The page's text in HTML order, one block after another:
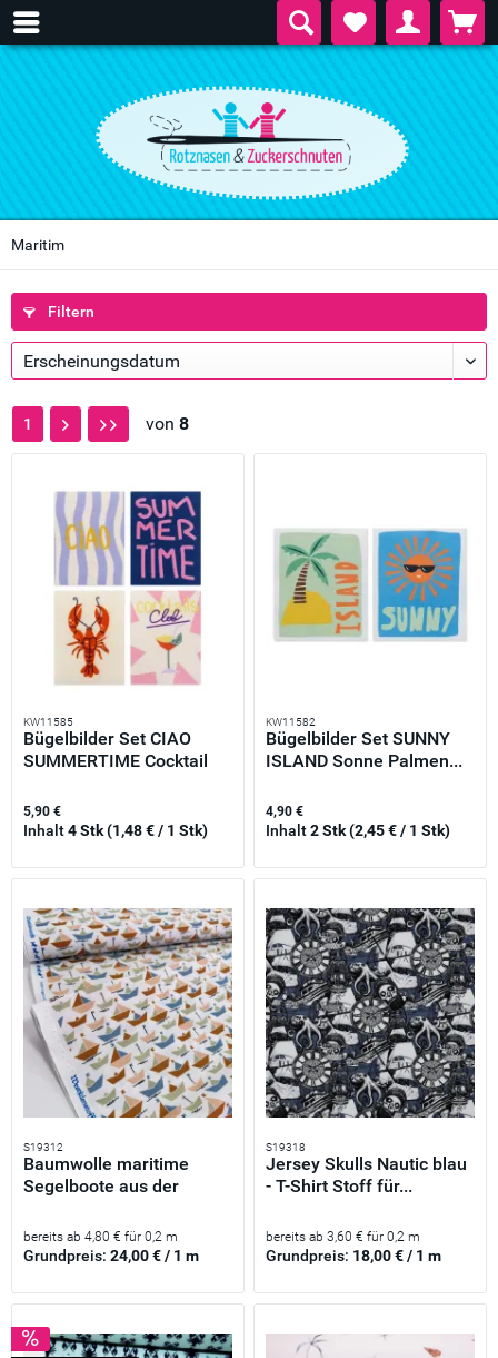
Maritim
Filtern
1 von 8
KW11585
Bügelbilder Set CIAO
SUMMERTIME Cocktail
5,90 €
Inhalt4 Stk(1,48 € / 1 Stk)
KW11582
Bügelbilder Set SUNNY
ISLAND Sonne Palmen...
4,90 €
Inhalt2 Stk(2,45 € / 1 Stk)
S19312
Baumwolle maritime
Segelboote aus der
bereits ab 4,80 € für 0,2 m
Grundpreis:24,00 € / 1 m
S19318
Jersey Skulls Nautic blau
- T-Shirt Stoff für...
bereits ab 3,60 € für 0,2 m
Grundpreis: 18,00 € / 1 m